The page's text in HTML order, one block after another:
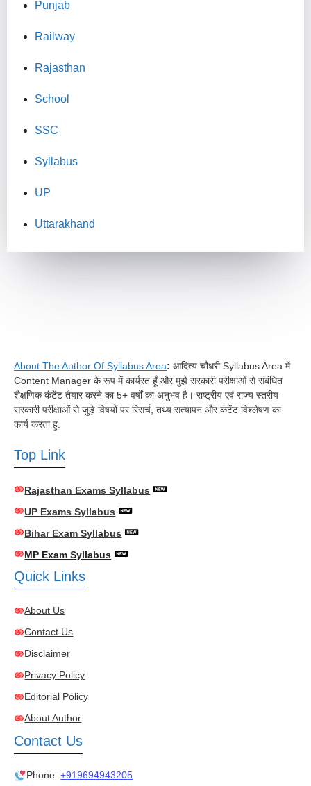
Punjab
Railway
Rajasthan
School
SSC
Syllabus
UP
Uttarakhand
About The Author Of Syllabus Area: आदित्य चौधरी Syllabus Area में
Content Manager के रूप में कार्यरत हूँ और मुझे सरकारी परीक्षाओं से संबंधित
शैक्षणिक कंटेंट तैयार करने का 5+ वर्षों का अनुभव है। राष्ट्रीय एवं राज्य स्तरीय
सरकारी परीक्षाओं से जुड़े विषयों पर रिसर्च, तथ्य सत्यापन और कंटेंट विश्लेषण का
कार्य करता हु.
Top Link
Rajasthan Exams Syllabus
UP Exams Syllabus
Bihar Exam Syllabus
MP Exam Syllabus
Quick Links
About Us
Contact Us
Disclaimer
Privacy Policy
Editorial Policy
About Author
Contact Us
Phone:+919694943205